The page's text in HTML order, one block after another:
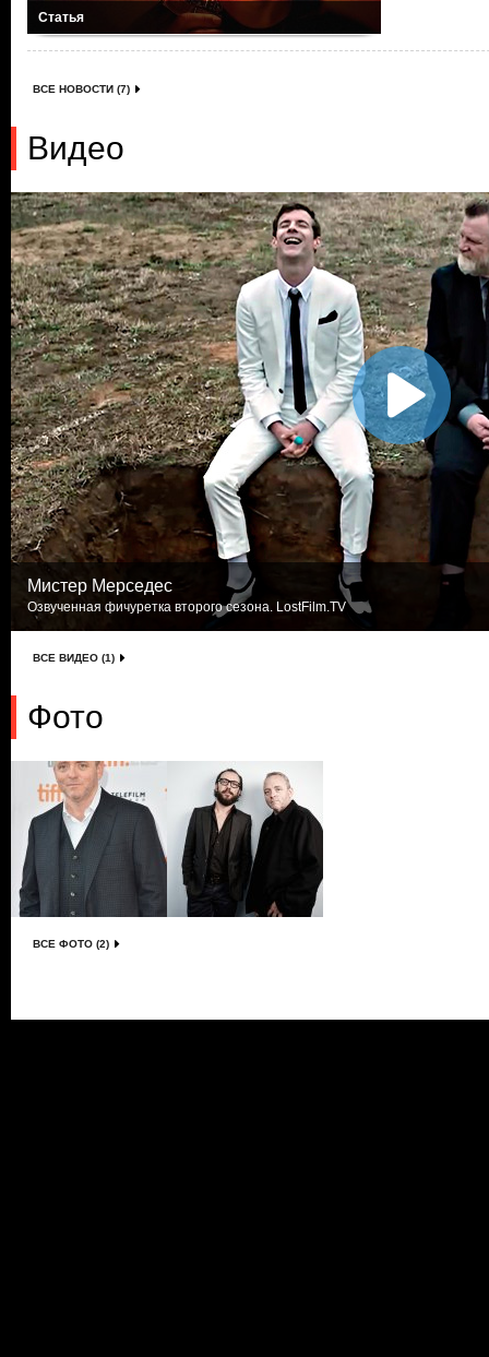
Статья
ВСЕ НОВОСТИ (7)
Видео
Мистер Мерседес
Озвученная фичуретка второго сезона. LostFilm.TV
ВСЕ ВИДЕО (1)
Фото
ВСЕ ФОТО (2)